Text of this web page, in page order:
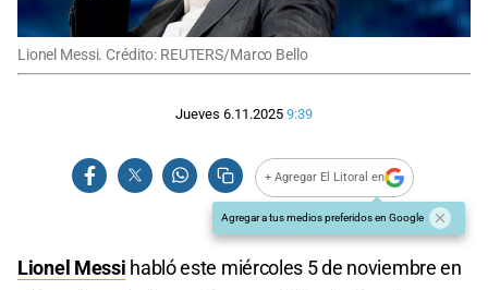
Lionel Messi. Crédito: REUTERS/Marco Bello
Jueves 6.11.2025 9:39
+ Agregar El Litoral en
Agregar a tus medios preferidos en Google
Lionel Messi habló este miércoles 5 de noviembre en